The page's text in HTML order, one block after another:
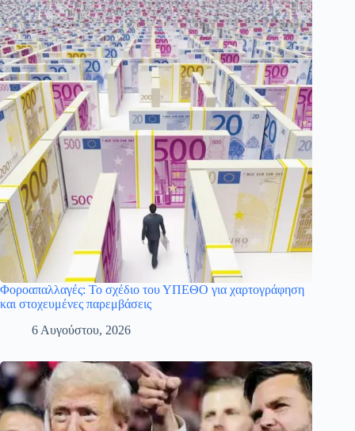
Φοροαπαλλαγές: Το σχέδιο του ΥΠΕΘΟ για χαρτογράφηση
και στοχευμένες παρεμβάσεις
6 Αυγούστου, 2026